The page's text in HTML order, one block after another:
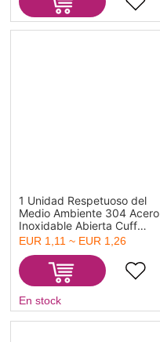
1 Unidad Respetuoso del
Medio Ambiente 304 Acero
Inoxidable Abierta Cuff
Brazaletes Pulseras Nudo
de Amor Tono de Plata
6.1cm Diámetro
EUR 1,11 ~ EUR 1,26
En stock